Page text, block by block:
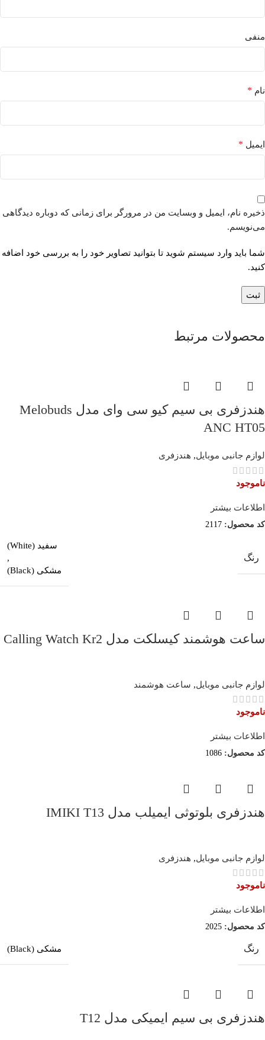
منفی
نام *
ایمیل *
ذخیره نام، ایمیل و وبسایت من در مرورگر برای زمانی که دوباره دیدگاهی
می‌نویسم.
شما باید وارد سیستم شوید تا بتوانید تصاویر خود را به بررسی خود اضافه
کنید.
محصولات مرتبط
هندزفری بی سیم کیو سی وای مدل Melobuds
ANC HT05
لوازم جانبی موبایل, هندزفری
ناموجود
اطلاعات بیشتر
کد محصول: 2117
رنگ
سفید (White)
,
مشکی (Black)
ساعت هوشمند کیسلکت مدل Calling Watch Kr2
لوازم جانبی موبایل, ساعت هوشمند
ناموجود
اطلاعات بیشتر
کد محصول: 1086
هندزفری بلوتوثی ایمیلب مدل IMIKI T13
لوازم جانبی موبایل, هندزفری
ناموجود
اطلاعات بیشتر
کد محصول: 2025
رنگ مشکی (Black)
هندزفری بی سیم ایمیکی مدل T12